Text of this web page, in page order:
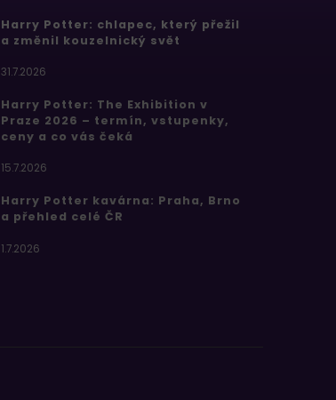
Harry Potter: chlapec, který přežil
a změnil kouzelnický svět
31.7.2026
Harry Potter: The Exhibition v
Praze 2026 – termín, vstupenky,
ceny a co vás čeká
15.7.2026
Harry Potter kavárna: Praha, Brno
a přehled celé ČR
1.7.2026